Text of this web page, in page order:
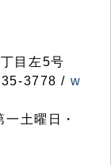
目左5号
3778 / w
土曜日・